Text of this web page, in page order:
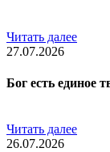
Читать далее
27.07.2026
Бог есть единое
Читать далее
26.07.2026